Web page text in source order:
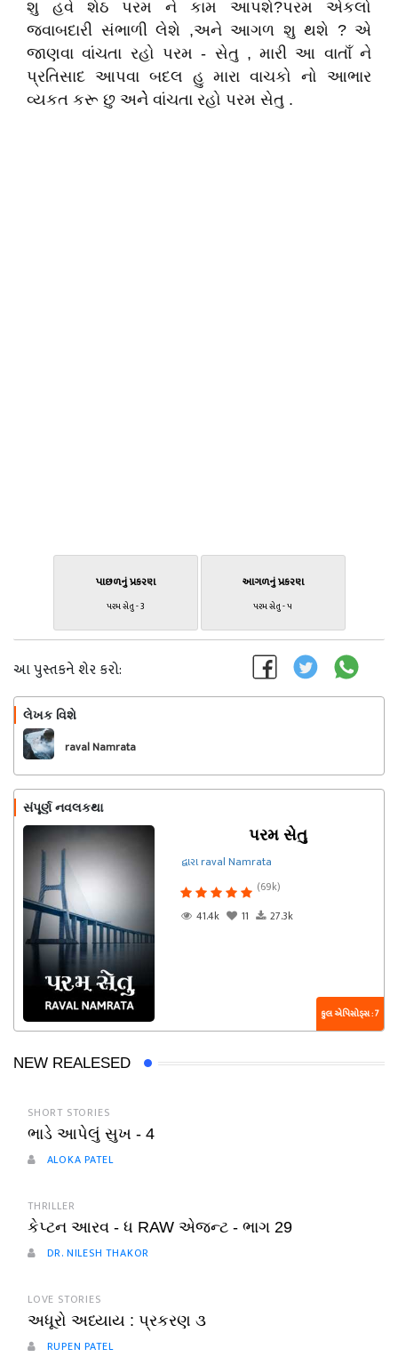
શુ હવે શેઠ પરમ ને કામ આપશે?પરમ એકલો
જવાબદારી સંભાળી લેશે ,અને આગળ શુ થશે ? એ
જાણવા વાંચતા રહો પરમ - સેતુ , મારી આ વાતાઁ ને
પ્રતિસાદ આપવા બદલ હુ મારા વાચકો નો આભાર
વ્યકત કરૂ છુ અનેે વાંચતા રહો પરમ સેતુ .
પાછળનું પ્રકરણ
પરમ સેતુ - 3
આગળનું પ્રકરણ
પરમ સેતુ - ૫
આ પુસ્તકને શેર કરો:
લેખક વિશે
raval Namrata
સંપૂર્ણ નવલકથા
પરમ સેતુ
દ્વારા raval Namrata
(69k)
41.4k
11 27.3k
કુલ એપિસોડ્સ : 7
NEW REALESED
SHORT STORIES
ભાડે આપેલું સુખ - 4
ALOKA PATEL
THRILLER
કેપ્ટન આરવ - ધ RAW એજન્ટ - ભાગ 29
DR. NILESH THAKOR
LOVE STORIES
અધૂરો અધ્યાય : પ્રકરણ ૩
RUPEN PATEL